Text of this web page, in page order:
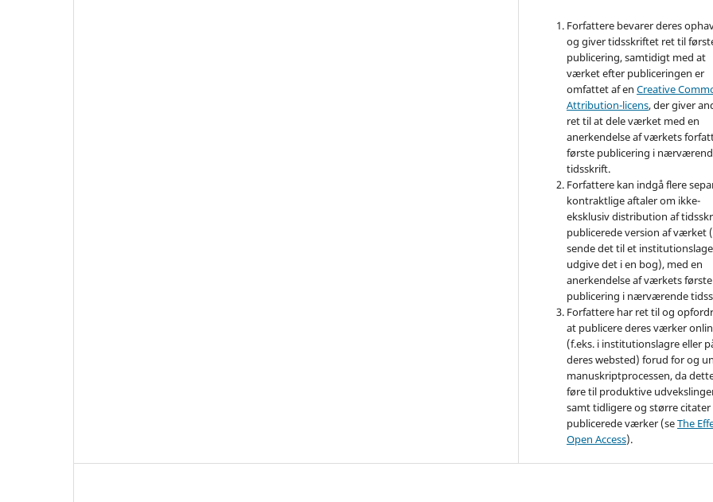
Forfattere bevarer deres
og giver tidsskriftet ret til
publicering, samtidigt med at
værket efter publiceringen er
omfattet af enCreative
Attribution-licens, der giver
ret til at dele værket med en
anerkendelse af værkets
første publicering i
tidsskrift.
Forfattere kan indgå flere
kontraktlige aftaler om ikke-
eksklusiv distribution af
publicerede version af værket
sende det til et
udgive det i en bog), med en
anerkendelse af værkets første
publicering i nærværende
Forfattere har ret til og
at publicere deres værker
(f.eks. i institutionslagre eller
deres websted) forud for og
manuskriptprocessen, da
føre til produktive
samt tidligere og større citater
publicerede værker (seThe
Open Access).